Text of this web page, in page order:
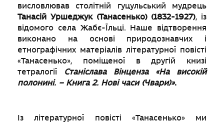
висловлював столітній гуцульський мудрець
Танасій Уршеджук (Танасенько) (1832-1927), із
відомого села Жабє-Їльці. Наше відтворення
виконано на основі природознавчих і
етнографічних матеріалів літературної повісті
«Танасенько», поміщеної в другій книзі
тетралогії
Станіслава Вінценза «На високій
полонині. – Книга 2. Нові часи (Чвари)».
Із літературної повісті «Танасенько» ми